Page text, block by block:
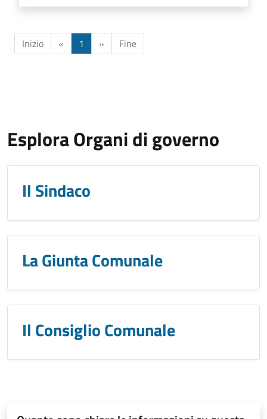
Inizio « 1 » Fine
Esplora Organi di governo
Il Sindaco
La Giunta Comunale
Il Consiglio Comunale